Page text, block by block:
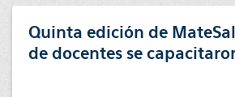
Quinta edición de
de docentes se